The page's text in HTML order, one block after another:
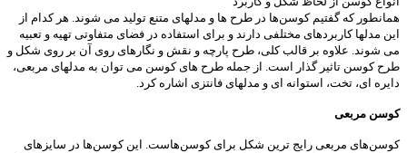
همانطور که گفتیم کوسن‌ها در طرح ها و مدلهای متنع تولید می شوند. هر کدام از
این مدلها کاربردهای مختلفی دارند و برای استفاده در فضای متفاوتی تهیه و تعبیه
می شوند. علاوه بر قالب کلی، طرح پارچه و نقش و نگارهای روی آن بر روی شکل و
طرح کوسن تاثیر گذار است. از جمله طرح های کوسن می توان به مدلهای مربعی،
دایره ای، تخت، استوانه ای و مدلهای فانتزی اشاره کرد.
کوسن مربعی
کوسن‌های مربعی رایج ترین شکل برای کوسن‌هاست. این کوسن‌ها در سایزهای